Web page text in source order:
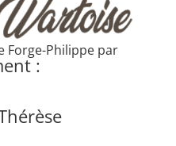
Forge-Philippe par
: